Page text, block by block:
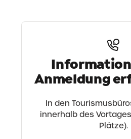
Anmeldung
In den
innerhalb des
Plätze).